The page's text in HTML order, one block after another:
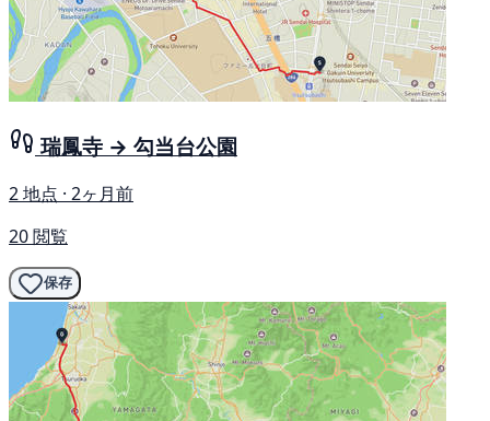
瑞鳳寺 → 勾当台公園
2 地点 · 2ヶ月前
20 閲覧
保存